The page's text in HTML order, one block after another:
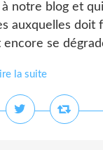
notre blog et
auxquelles doit
se
la suite